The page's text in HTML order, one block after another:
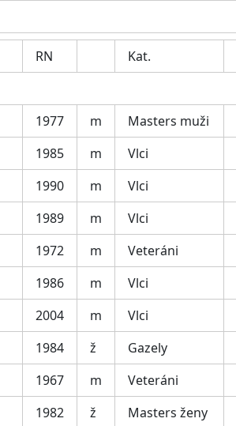
RN Kat.
1977 m Masters muži
1985
m Vlci
1990
m Vlci
1989
m Vlci
1972
m Veteráni
1986
m Vlci
2004
m Vlci
1984
ž Gazely
1967
m Veteráni
1982
ž Masters ženy